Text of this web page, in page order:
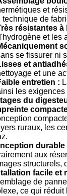
et
technique de
résistantes à
et les
se fissurer ni
et
et une
entretien :
les exigences
du
ruraux, les
durable
aux
structurels,
facile et
de
ce qui réduit